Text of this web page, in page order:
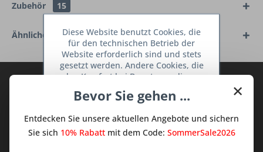
Zubehör 15
Ähnliche Artikel
TraumKüche Newsletter und verpassen
dem Traum Küchen - Shop.
×
Bevor Sie gehen ...
Entdecken Sie unsere aktuellen Angebote und sichern
Sie sich 10% Rabattmit dem Code: SommerSale2026
Diese Website benutzt Cookies, die
für den technischen Betrieb der
Website erforderlich sind und stets
gesetzt werden. Andere Cookies, die
den Komfort bei Benutzung dieser
dienen oder die Interaktion mit
Netzwerken vereinfachen sollen,
werden nur mit Ihrer Zustimmung